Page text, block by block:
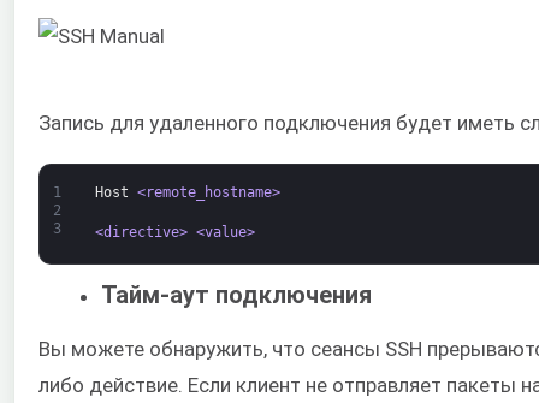
Запись для удаленного подключения будет иметь
1
2
3
Host <remote_hostname>
<directive> <value>
Тайм-аут подключения
Вы можете обнаружить, что сеансы SSH
либо действие. Если клиент не отправляет пакеты